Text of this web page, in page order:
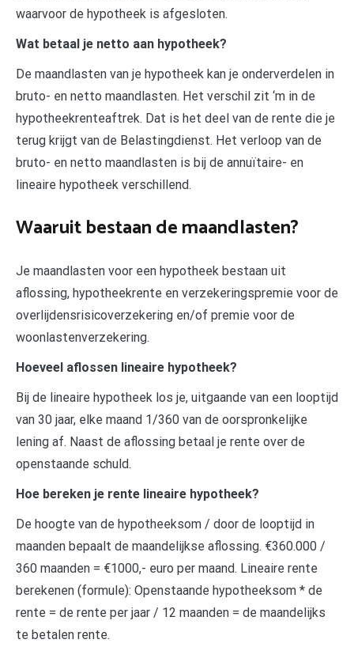
waarvoor de hypotheek is afgesloten.
Wat betaal je netto aan hypotheek?
De maandlasten van je hypotheek kan je onderverdelen in
bruto- en netto maandlasten. Het verschil zit ‘m in de
hypotheekrenteaftrek. Dat is het deel van de rente die je
terug krijgt van de Belastingdienst. Het verloop van de
bruto- en netto maandlasten is bij de annuïtaire- en
lineaire hypotheek verschillend.
Waaruit bestaan de maandlasten?
Je maandlasten voor een hypotheek bestaan uit
aflossing, hypotheekrente en verzekeringspremie voor de
overlijdensrisicoverzekering en/of premie voor de
woonlastenverzekering.
Hoeveel aflossen lineaire hypotheek?
Bij de lineaire hypotheek los je, uitgaande van een looptijd
van 30 jaar, elke maand 1/360 van de oorspronkelijke
lening af. Naast de aflossing betaal je rente over de
openstaande schuld.
Hoe bereken je rente lineaire hypotheek?
De hoogte van de hypotheeksom / door de looptijd in
maanden bepaalt de maandelijkse aflossing. €360.000 /
360 maanden = €1000,- euro per maand. Lineaire rente
berekenen (formule): Openstaande hypotheeksom * de
rente = de rente per jaar / 12 maanden = de maandelijks
te betalen rente.